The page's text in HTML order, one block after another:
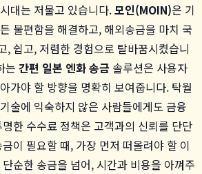
대는 저물고 있습니다.모인(MOIN)은 기
불편함을 해결하고, 해외송금을 마치 국
, 쉽고, 저렴한 경험으로 탈바꿈시켰습니
는 간편 일본 엔화 송금 솔루션은 사용자
가야 할 방향을 명확히 보여줍니다. 탁월
술에 익숙하지 않은 사람들에게도 금융
한 수수료 정책은 고객과의 신뢰를 단단
이 필요할 때, 가장 먼저 떠올려야 할 이
순한 송금을 넘어, 시간과 비용을 아껴주